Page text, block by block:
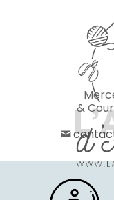
&